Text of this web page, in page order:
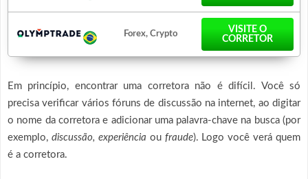
Forex, Crypto
VISITE O
CORRETOR
Em princípio, encontrar uma corretora não é difícil. Você só
precisa verificar vários fóruns de discussão na internet, ao digitar
o nome da corretora e adicionar uma palavra-chave na busca (por
exemplo, discussão, experiência ou fraude). Logo você verá quem
é a corretora.